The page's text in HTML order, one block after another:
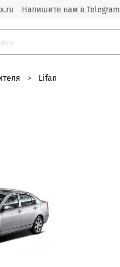
Напишите нам в Telegram
Lifan